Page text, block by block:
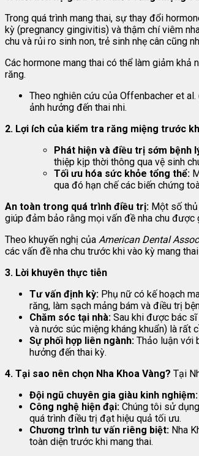
Trong quá trình mang thai, sự thay đổi
kỳ (pregnancy gingivitis) và thậm chí viêm
chu và rủi ro sinh non, trẻ sinh nhẹ cân cũng
Các hormone mang thai có thể làm giảm
răng.
Theo nghiên cứu của Offenbacher et
ảnh hưởng đến thai nhi.
2. Lợi ích của kiểm tra răng miệng trước
Phát hiện và điều trị sớm bệnh
thiệp kịp thời thông qua vệ sinh
Tối ưu hóa sức khỏe tổng thể:
qua đó hạn chế các biến chứng
An toàn trong quá trình điều trị: Một số thủ
giúp đảm bảo rằng mọi vấn đề nha chu
Theo khuyến nghị của American Dental
các vấn đề nha chu trước khi vào kỳ mang
3. Lời khuyên thực tiễn
Tư vấn định kỳ: Phụ nữ có kế hoạch
răng, làm sạch mảng bám và điều trị
Chăm sóc tại nhà: Sau khi được bác sĩ
và nước súc miệng kháng khuẩn) là rất
Sự phối hợp liên ngành: Thảo luận với
hưởng đến thai kỳ.
4. Tại sao nên chọn Nha Khoa Vàng? Tại
Đội ngũ chuyên gia giàu kinh nghiệm:
Công nghệ hiện đại: Chúng tôi sử
quá trình điều trị đạt hiệu quả tối ưu.
Chương trình tư vấn riêng biệt: Nha
toàn diện trước khi mang thai.